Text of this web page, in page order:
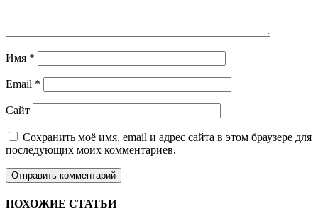
Имя *
Email *
Сайт
Сохранить моё имя, email и адрес сайта в этом браузере для
последующих моих комментариев.
ПОХОЖИЕ СТАТЬИ